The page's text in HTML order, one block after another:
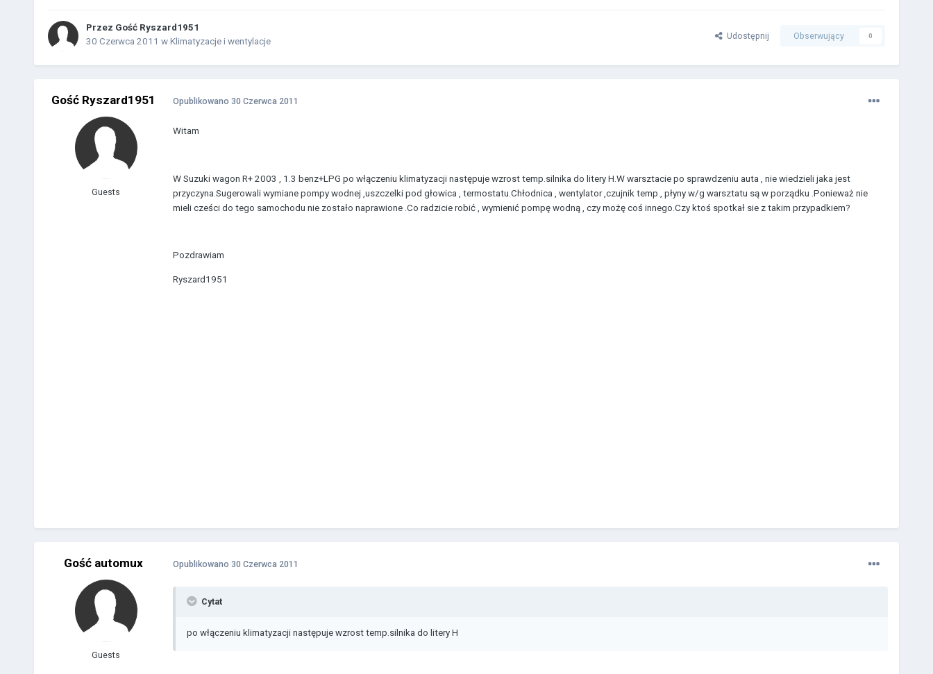
Przez Gość Ryszard1951
30 Czerwca 2011 w Klimatyzacje i wentylacje Udostępnij Obserwujący 0
Gość Ryszard1951
Guests
Opublikowano 30 Czerwca 2011
Witam
W Suzuki wagon R+ 2003 , 1.3 benz+LPG po włączeniu klimatyzacji następuje wzrost temp.silnika do litery H.W warsztacie po sprawdzeniu auta , nie wiedzieli jaka jest
przyczyna.Sugerowali wymiane pompy wodnej ,uszczelki pod głowica , termostatu.Chłodnica , wentylator ,czujnik temp., płyny w/g warsztatu są w porządku .Ponieważ nie
mieli cześci do tego samochodu nie zostało naprawione .Co radzicie robić , wymienić pompę wodną , czy możę coś innego.Czy ktoś spotkał sie z takim przypadkiem?
Pozdrawiam
Ryszard1951
Gość automux
Guests
Opublikowano 30 Czerwca 2011
Cytat
po włączeniu klimatyzacji następuje wzrost temp.silnika do litery H